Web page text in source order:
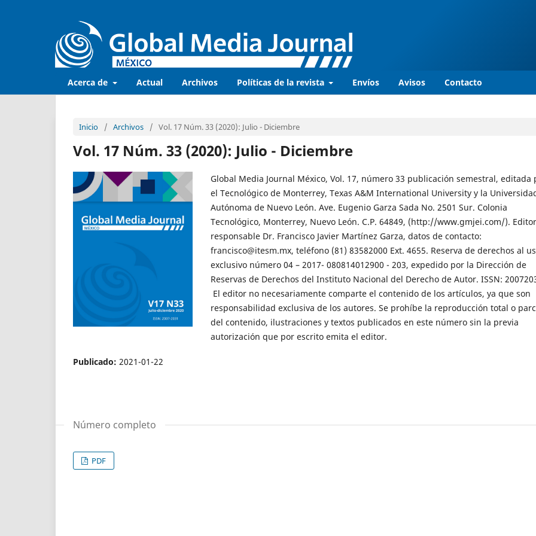
Acerca de Actual Archivos Políticas de la revista Envíos Avisos Contacto
Inicio / Archivos / Vol. 17 Núm. 33 (2020): Julio - Diciembre
Vol. 17 Núm. 33 (2020): Julio - Diciembre
Global Media Journal México, Vol. 17, número 33 publicación semestral, editada
el Tecnológico de Monterrey, Texas A&M International University y la
Autónoma de Nuevo León. Ave. Eugenio Garza Sada No. 2501 Sur. Colonia
Tecnológico, Monterrey, Nuevo León. C.P. 64849, (http://www.gmjei.com/). Editor
responsable Dr. Francisco Javier Martínez Garza, datos de contacto:
francisco@itesm.mx, teléfono (81) 83582000 Ext. 4655. Reserva de derechos al
exclusivo número 04 – 2017- 080814012900 - 203, expedido por la Dirección de
Reservas de Derechos del Instituto Nacional del Derecho de Autor. ISSN:
El editor no necesariamente comparte el contenido de los artículos, ya que son
responsabilidad exclusiva de los autores. Se prohíbe la reproducción total o
del contenido, ilustraciones y textos publicados en este número sin la previa
autorización que por escrito emita el editor.
Publicado: 2021-01-22
Número completo
PDF